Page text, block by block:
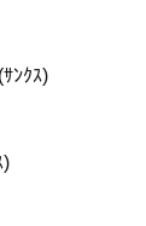
ﾝｸｽ)
)